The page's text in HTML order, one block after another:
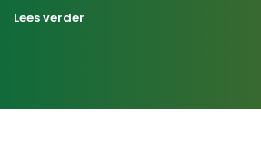
Lees verder